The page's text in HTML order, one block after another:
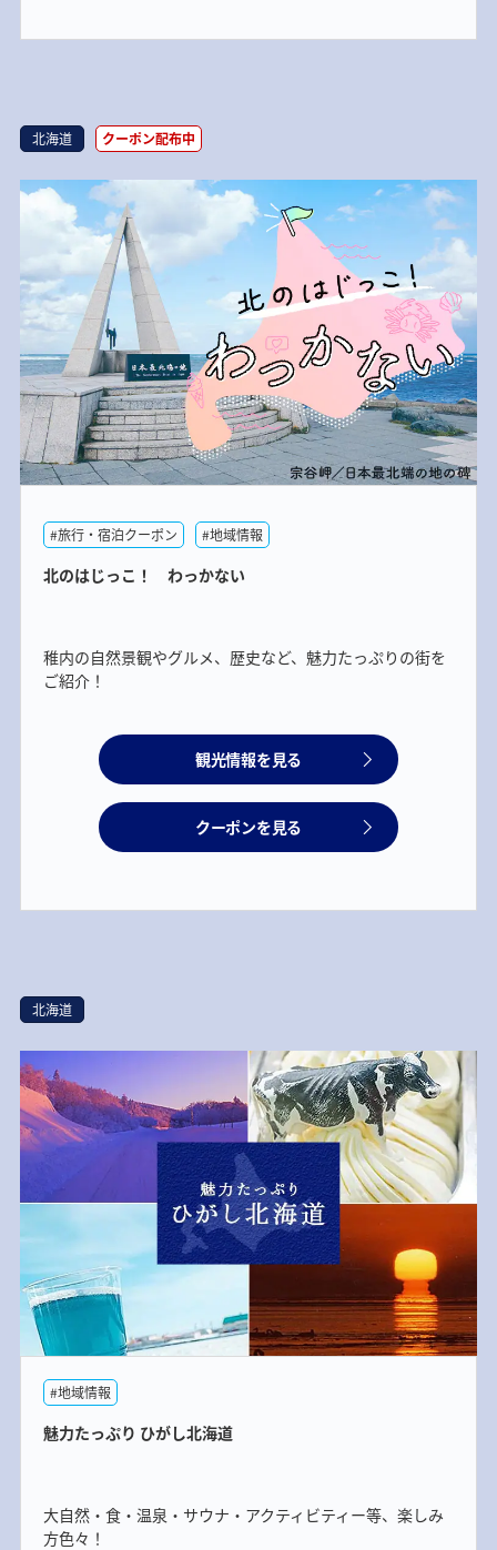
北海道 クーポン配布中
#旅行・宿泊クーポン #地域情報
北のはじっこ！ わっかない
稚内の自然景観やグルメ、歴史など、魅力たっぷりの街を
ご紹介！
観光情報を見る
クーポンを見る
北海道
#地域情報
魅力たっぷり ひがし北海道
大自然・食・温泉・サウナ・アクティビティー等、楽しみ
方色々！